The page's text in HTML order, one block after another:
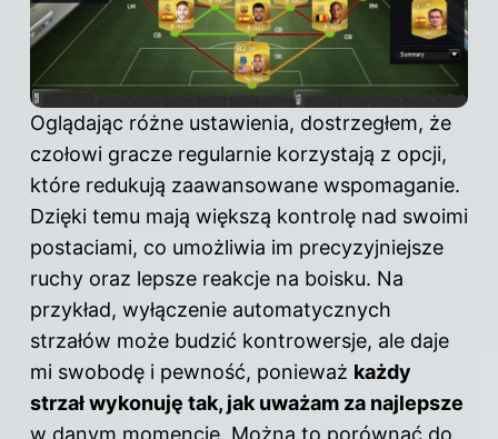
Oglądając różne ustawienia, dostrzegłem, że
czołowi gracze regularnie korzystają z opcji,
które redukują zaawansowane wspomaganie.
Dzięki temu mają większą kontrolę nad swoimi
postaciami, co umożliwia im precyzyjniejsze
ruchy oraz lepsze reakcje na boisku. Na
przykład, wyłączenie automatycznych
strzałów może budzić kontrowersje, ale daje
mi swobodę i pewność, ponieważ każdy
strzał wykonuję tak, jak uważam za najlepsze
w danym momencie. Można to porównać do